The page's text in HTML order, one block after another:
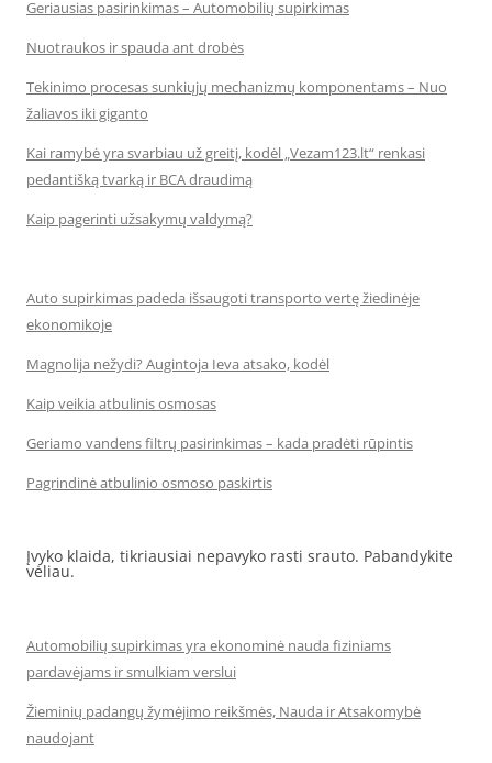
Geriausias pasirinkimas – Automobilių supirkimas
Nuotraukos ir spauda ant drobės
Tekinimo procesas sunkiųjų mechanizmų komponentams – Nuo
žaliavos iki giganto
Kai ramybė yra svarbiau už greitį, kodėl „Vezam123.lt“ renkasi
pedantišką tvarką ir BCA draudimą
Kaip pagerinti užsakymų valdymą?
Auto supirkimas padeda išsaugoti transporto vertę žiedinėje
ekonomikoje
Magnolija nežydi? Augintoja Ieva atsako, kodėl
Kaip veikia atbulinis osmosas
Geriamo vandens filtrų pasirinkimas – kada pradėti rūpintis
Pagrindinė atbulinio osmoso paskirtis
Įvyko klaida, tikriausiai nepavyko rasti srauto. Pabandykite
vėliau.
Automobilių supirkimas yra ekonominė nauda fiziniams
pardavėjams ir smulkiam verslui
Žieminių padangų žymėjimo reikšmės, Nauda ir Atsakomybė
naudojant